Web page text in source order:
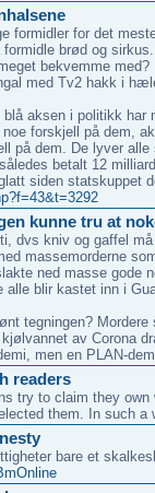
formidler for det
formidle brød og
bekvemme med?
med Tv2 hakk i
blå aksen i politikk
forskjell på dem,
på dem. De lyver
betalt 12
siden statskuppet
kunne tru at
dvs kniv og gaffel
massemorderne
ned masse gode
alle blir kastet inn i
tegningen?
av Corona
men en PLAN-
readers
try to claim they
them. In such a
bare et